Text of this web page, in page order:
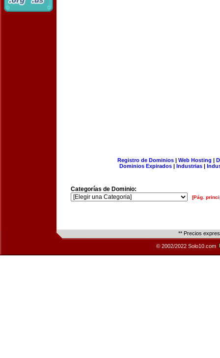
Registro de Dominios| Web Hosting |
Dominios Expirados | Industrias |
Categorías de Dominio:
[Pág.
** Precios
© 2002/2022 Solo10.com